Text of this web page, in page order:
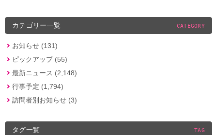
カテゴリー一覧 CATEGORY
お知らせ (131)
ピックアップ (55)
最新ニュース (2,148)
行事予定 (1,794)
訪問者別お知らせ (3)
タグ一覧 TAG